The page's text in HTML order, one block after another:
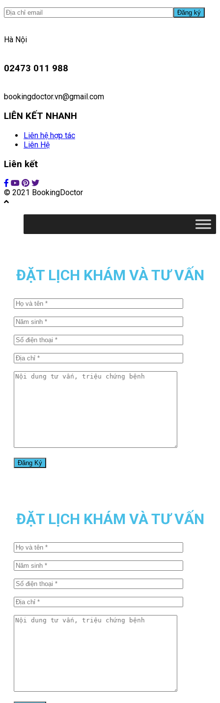
Hà Nội
02473 011 988
bookingdoctor.vn@gmail.com
LIÊN KẾT NHANH
Liên hệ hợp tác
Liên Hệ
Liên kết
© 2021 BookingDoctor
ĐẶT LỊCH KHÁM VÀ TƯ VẤN
ĐẶT LỊCH KHÁM VÀ TƯ VẤN